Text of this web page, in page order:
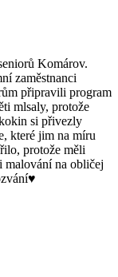
Komárov.
zaměstnanci
připravili program
mlsaly, protože
si přivezly
které jim na míru
protože měli
malování na obličej